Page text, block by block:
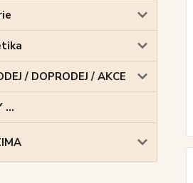
/ DOPRODEJ / AKCE
...